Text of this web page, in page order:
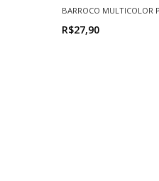
BARROCO MULTICOLOR
R$27,90